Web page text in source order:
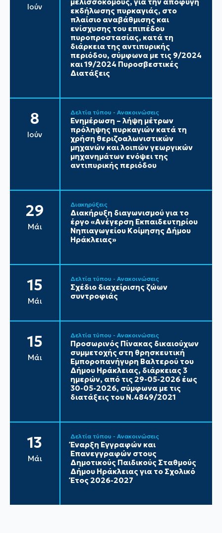
Ιούν
μελισσοκόμους, για την αποφυγή
εκδήλωσης πυρκαγιάς, στο
πλαίσιο αναβάθμισης και
ενίσχυσης του επιπέδου
πυροπροστασίας, κατά τη
διάρκεια της αντιπυρικής
περιόδου, σύμφωνα με τις 9/2024
και 19/2024 Πυροσβεστικές
Διατάξεις
8
Ιούν
Δελτία τύπου - Ανακοινώσεις
Ενημέρωση – λήψη μέτρων
πρόληψης πυρκαγιών κατά τη
χρήση θεριζοαλωνιστικών
μηχανών και λοιπών γεωργικών
μηχανημάτων ενόψει της
αντιπυρικής περιόδου
29
Μάι
Διακηρύξεις
Διακήρυξη διαγωνισμού για το
έργο «Ανέγερση Εκπαιδευτηρίου
Νηπιαγωγείου Κοίμησης Δήμου
Ηράκλειας»
15
Μάι
Δελτία τύπου - Ανακοινώσεις
Σχέδιο διαχείρισης ζώων
συντροφιάς
15
Μάι
Δελτία τύπου - Ανακοινώσεις
Προσωρινός Πίνακας δικαιούχων
συμμετοχής στη θρησκευτική
Εμποροπανήγυρη Βαλτερού του
Δήμου Ηράκλειας, διάρκειας 3
ημερών, από τις 29-05-2026 έως
30-05-2026, σύμφωνα με τις
διατάξεις του Ν.4849/2021
13
Μάι
Δελτία τύπου - Ανακοινώσεις
Έναρξη Εγγραφών και
Επανεγγραφών στους
Δημοτικούς Παιδικούς Σταθμούς
Δήμου Ηράκλειας για το Σχολικό
Έτος 2026-2027